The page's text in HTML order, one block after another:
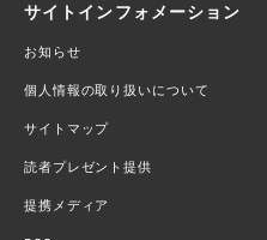
サイトインフォメーション
お知らせ
個人情報の取り扱いについて
サイトマップ
読者プレゼント提供
提携メディア